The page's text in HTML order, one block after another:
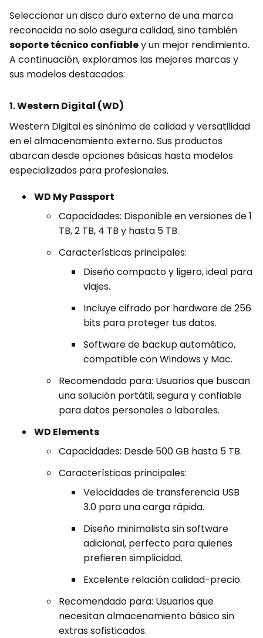
Seleccionar un disco duro externo de una marca
reconocida no solo asegura calidad, sino también
soporte técnico confiabley un mejor rendimiento.
A continuación, exploramos las mejores marcas y
sus modelos destacados:
1. Western Digital (WD)
Western Digital es sinónimo de calidad y versatilidad
en el almacenamiento externo. Sus productos
abarcan desde opciones básicas hasta modelos
especializados para profesionales.
WD My Passport
Capacidades: Disponible en versiones de 1
TB, 2 TB, 4 TB y hasta 5 TB.
Características principales:
Diseño compacto y ligero, ideal para
viajes.
Incluye cifrado por hardware de 256
bits para proteger tus datos.
Software de backup automático,
compatible con Windows y Mac.
Recomendado para: Usuarios que buscan
una solución portátil, segura y confiable
para datos personales o laborales.
WD Elements
Capacidades: Desde 500 GB hasta 5 TB.
Características principales:
Velocidades de transferencia USB
3.0 para una carga rápida.
Diseño minimalista sin software
adicional, perfecto para quienes
prefieren simplicidad.
Excelente relación calidad-precio.
Recomendado para: Usuarios que
necesitan almacenamiento básico sin
extras sofisticados.